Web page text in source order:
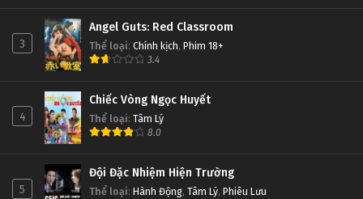
D.Gray-man Tập Tập 13
Tập Tập 13
D.Gray-man Tập Tập 12
Tập Tập 12
Tập Tập 11
3
Angel Guts: Red Classroom
Thể loại: Chính kịch, Phim 18+
3.4
4
Chiếc Vòng Ngọc Huyết
Thể loại: Tâm Lý
8.0
5
Đội Đặc Nhiệm Hiện Trường
Thể loại: Hành Động, Tâm Lý, Phiêu Lưu